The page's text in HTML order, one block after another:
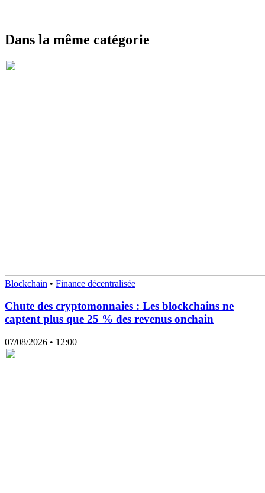
Dans la même catégorie
Blockchain • Finance décentralisée
Chute des cryptomonnaies : Les blockchains ne
captent plus que 25 % des revenus onchain
07/08/2026 • 12:00